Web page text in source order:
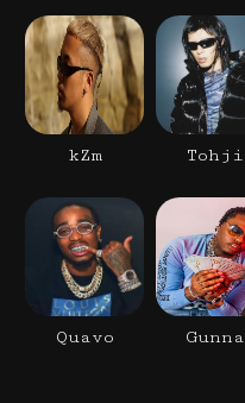
kZm Tohji
Quavo Gunna